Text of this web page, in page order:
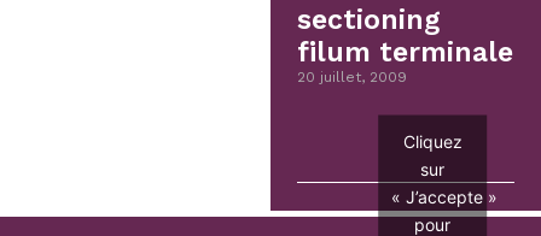
sectioning
filum terminale
20 juillet, 2009
Cliquez
sur
« J’accepte »
pour